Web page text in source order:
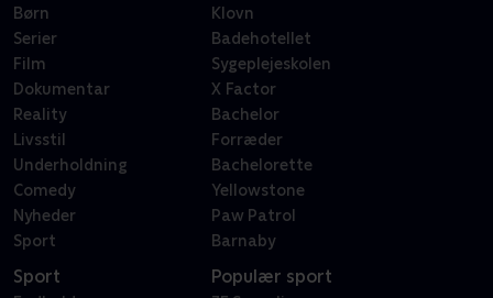
Børn
Serier
Film
Dokumentar
Reality
Livsstil
Underholdning
Comedy
Nyheder
Sport
Klovn
Badehotellet
Sygeplejeskolen
X Factor
Bachelor
Forræder
Bachelorette
Yellowstone
Paw Patrol
Barnaby
Sport Populær sport